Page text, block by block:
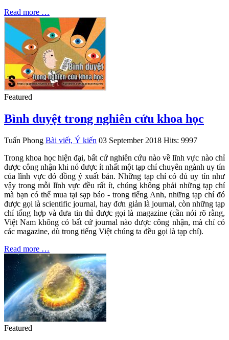
Read more …
Featured
Bình duyệt trong nghiên cứu khoa học
Tuấn Phong Bài viết, Ý kiến 03 September 2018 Hits: 9997
Trong khoa học hiện đại, bất cứ nghiên cứu nào về lĩnh vực nào chỉ
được công nhận khi nó được ít nhất một tạp chí chuyên ngành uy tín
của lĩnh vực đó đồng ý xuất bản. Những tạp chí có đủ uy tín như
vậy trong mỗi lĩnh vực đều rất ít, chúng không phải những tạp chí
mà bạn có thể mua tại sạp báo - trong tiếng Anh, những tạp chí đó
được gọi là scientific journal, hay đơn giản là journal, còn những tạp
chí tổng hợp và đưa tin thì được gọi là magazine (cần nói rõ rằng,
Việt Nam không có bất cứ journal nào được công nhận, mà chỉ có
các magazine, dù trong tiếng Việt chúng ta đều gọi là tạp chí).
Read more …
Featured